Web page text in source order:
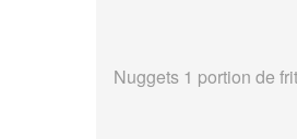
Nuggets 1 portion de